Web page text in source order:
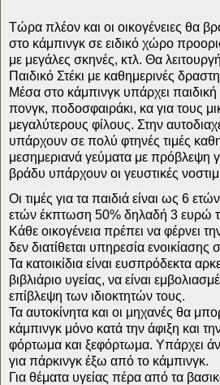
Τώρα πλέον και οι οικογένειες θα
στο κάμπινγκ σε ειδικό χώρο
με μεγάλες σκηνές, κτλ. Θα
Παιδικό Στέκι με καθημερινές
Μέσα στο κάμπινγκ υπάρχει
πονγκ, ποδοσφαιράκι, κα για τους
μεγαλύτερους φίλους. Στην
υπάρχουν σε πολύ φτηνές τιμές
μεσημεριανά γεύματα με πρόβλεψη
βράδυ υπάρχουν οι γευστικές
Οι τιμές για τα παιδιά είναι ως 6
ετών έκπτωση 50% δηλαδή 3 ευρώ
Κάθε οικογένεια πρέπει να φέρνει
δεν διατίθεται υπηρεσία ενοικίασης
Τα κατοικίδια είναι ευσπρόδεκτα
βιβλιάριο υγείας, να είναι
επίβλεψη των ιδιοκτητών τους.
Τα αυτοκίνητα και οι μηχανές θα
κάμπινγκ μόνο κατά την άφιξη και
φόρτωμα και ξεφόρτωμα. Υπάρχει
για πάρκινγκ έξω από το κάμπινγκ.
Για θέματα υγείας πέρα από τα